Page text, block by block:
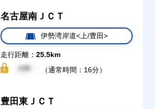
名古屋南ＪＣＴ
伊勢湾岸道<上/豊田>
走行距離： 25.5km
（通常時間：16分）
豊田東ＪＣＴ